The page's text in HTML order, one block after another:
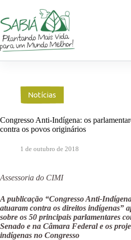
o
conteúdo
Notícias
Congresso Anti-Indígena: os
contra os povos originários
1 de outubro de 2018
Assessoria do CIMI
A publicação “Congresso Anti-
atuaram contra os direitos indígenas”
sobre os 50 principais parlamentares
Senado e na Câmara Federal e os
indígenas no Congresso